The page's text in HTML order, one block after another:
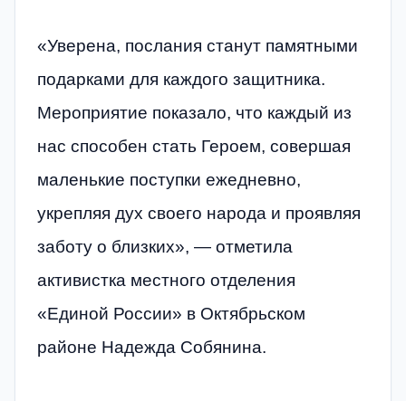
«Уверена, послания станут памятными
подарками для каждого защитника.
Мероприятие показало, что каждый из
нас способен стать Героем, совершая
маленькие поступки ежедневно,
укрепляя дух своего народа и проявляя
заботу о близких», — отметила
активистка местного отделения
«Единой России» в Октябрьском
районе Надежда Собянина.